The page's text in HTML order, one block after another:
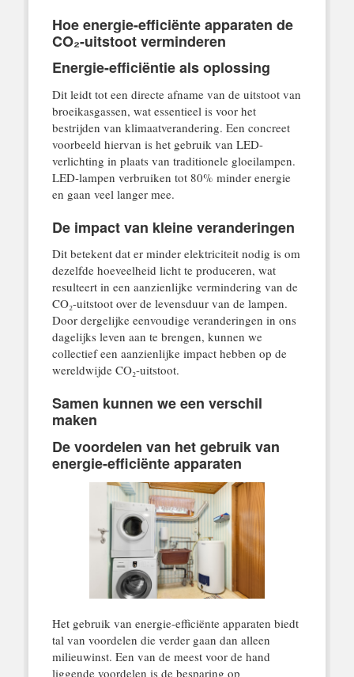
Hoe energie-efficiënte apparaten de
CO₂-uitstoot verminderen
Energie-efficiëntie als oplossing
Dit leidt tot een directe afname van de uitstoot van
broeikasgassen, wat essentieel is voor het
bestrijden van klimaatverandering. Een concreet
voorbeeld hiervan is het gebruik van LED-
verlichting in plaats van traditionele gloeilampen.
LED-lampen verbruiken tot 80% minder energie
en gaan veel langer mee.
De impact van kleine veranderingen
Dit betekent dat er minder elektriciteit nodig is om
dezelfde hoeveelheid licht te produceren, wat
resulteert in een aanzienlijke vermindering van de
CO₂-uitstoot over de levensduur van de lampen.
Door dergelijke eenvoudige veranderingen in ons
dagelijks leven aan te brengen, kunnen we
collectief een aanzienlijke impact hebben op de
wereldwijde CO₂-uitstoot.
Samen kunnen we een verschil
maken
De voordelen van het gebruik van
energie-efficiënte apparaten
Het gebruik van energie-efficiënte apparaten biedt
tal van voordelen die verder gaan dan alleen
milieuwinst. Een van de meest voor de hand
liggende voordelen is de besparing op